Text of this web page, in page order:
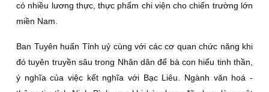
có nhiều lương thực, thực phẩm chi viện cho chiến trường lớn
miền Nam.
Ban Tuyên huấn Tỉnh uỷ cùng với các cơ quan chức năng khi
đó tuyên truyền sâu trong Nhân dân để bà con hiểu tinh thần,
ý nghĩa của việc kết nghĩa với Bạc Liêu. Ngành văn hoá -